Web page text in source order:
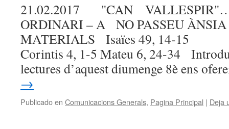
21.02.2017 "CAN
ORDINARI – A NO PASSEU ÀNSIA
MATERIALS Isaïes 49,
Corintis 4, 1-5 Mateu 6, 24-34
lectures d’aquest diumenge 8è ens
→
Publicado en Comunicacions Generals, Pagina Principal | Deja